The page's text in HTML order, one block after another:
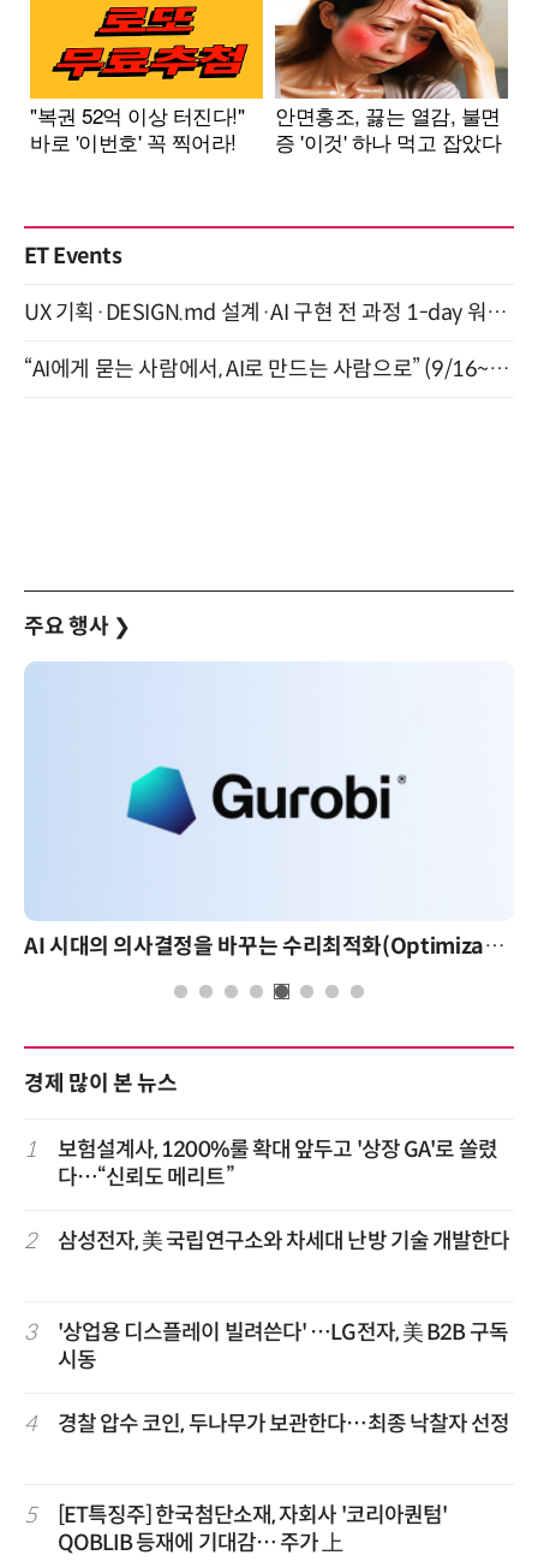
ET Events
UX 기획·DESIGN.md 설계·AI 구현 전 과정 1-day 워크숍 with Claude Code·Codex 9월 15일 개최
“AI에게 묻는 사람에서, AI로 만드는 사람으로” (9/16~17)
주요 행사 ❯
AI 시대의 의사결정을 바꾸는 수리최적화(Optimization): 실제 산업 적용 사례와 활용 전략
경제 많이 본 뉴스
1
보험설계사, 1200%룰 확대 앞두고 '상장 GA'로 쏠렸
다…“신뢰도 메리트”
2 삼성전자, 美 국립연구소와 차세대 난방 기술 개발한다
3
'상업용 디스플레이 빌려쓴다' …LG전자, 美 B2B 구독
시동
4 경찰 압수 코인, 두나무가 보관한다…최종 낙찰자 선정
5
[ET특징주] 한국첨단소재, 자회사 '코리아퀀텀'
QOBLIB 등재에 기대감… 주가 上